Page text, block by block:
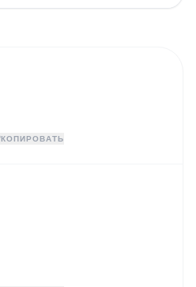
КОПИРОВАТЬ